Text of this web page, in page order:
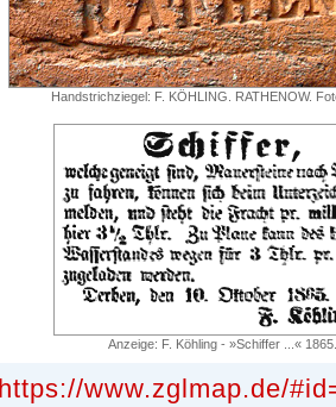
Handstrichziegel: F. KÖHLING. RATHENOW.
Anzeige: F. Köhling - »Schiffer ...« 1865.
https://www.zglmap.de/